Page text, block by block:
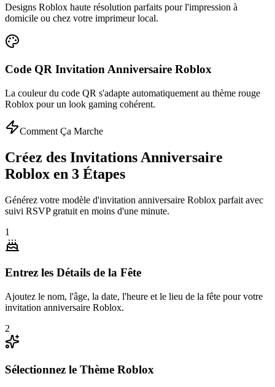
Designs Roblox haute résolution parfaits pour l'impression à
domicile ou chez votre imprimeur local.
Code QR Invitation Anniversaire Roblox
La couleur du code QR s'adapte automatiquement au thème rouge
Roblox pour un look gaming cohérent.
Comment Ça Marche
Créez des Invitations Anniversaire
Roblox en 3 Étapes
Générez votre modèle d'invitation anniversaire Roblox parfait avec
suivi RSVP gratuit en moins d'une minute.
1
Entrez les Détails de la Fête
Ajoutez le nom, l'âge, la date, l'heure et le lieu de la fête pour votre
invitation anniversaire Roblox.
2
Sélectionnez le Thème Roblox